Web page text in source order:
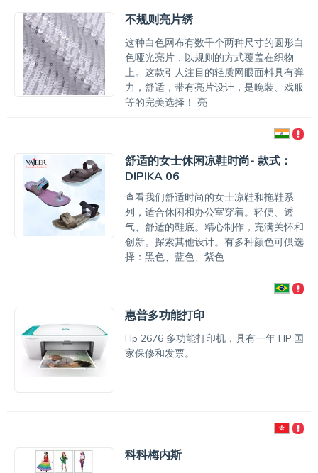
不规则亮片绣
这种白色网布有数千个两种尺寸的圆形白
色哑光亮片，以规则的方式覆盖在织物
上。这款引人注目的轻质网眼面料具有弹
力，舒适，带有亮片设计，是晚装、戏服
等的完美选择！ 亮
舒适的女士休闲凉鞋时尚- 款式：
DIPIKA 06
查看我们舒适时尚的女士凉鞋和拖鞋系
列，适合休闲和办公室穿着。轻便、透
气、舒适的鞋底。精心制作，充满关怀和
创新。探索其他设计。有多种颜色可供选
择：黑色、蓝色、紫色
惠普多功能打印
Hp 2676 多功能打印机，具有一年 HP 国
家保修和发票。
科科梅内斯